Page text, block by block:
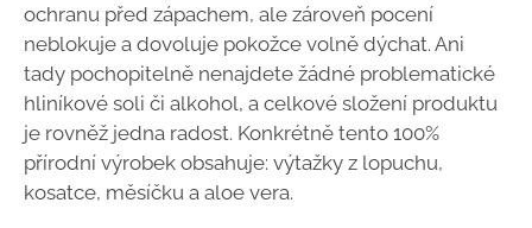
ochranu před zápachem, ale zároveň pocení
neblokuje a dovoluje pokožce volně dýchat. Ani
tady pochopitelně nenajdete žádné problematické
hliníkové soli či alkohol, a celkové složení produktu
je rovněž jedna radost. Konkrétně tento 100%
přírodní výrobek obsahuje: výtažky z lopuchu,
kosatce, měsíčku a aloe vera.